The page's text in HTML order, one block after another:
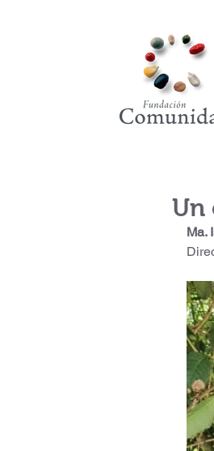
Un
Ma.